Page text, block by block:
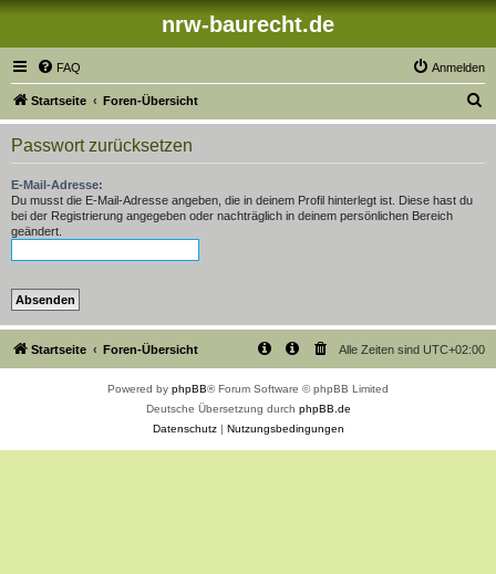
nrw-baurecht.de
FAQ Anmelden
Startseite Foren-Übersicht
u
Passwort zurücksetzen
E-Mail-Adresse:
Du musst die E-Mail-Adresse angeben, die in deinem Profil hinterlegt ist. Diese hast du
bei der Registrierung angegeben oder nachträglich in deinem persönlichen Bereich
geändert.
Startseite Foren-Übersicht Alle Zeiten sind UTC+02:00
Powered by phpBB® Forum Software © phpBB Limited
Deutsche Übersetzung durch phpBB.de
Datenschutz| Nutzungsbedingungen